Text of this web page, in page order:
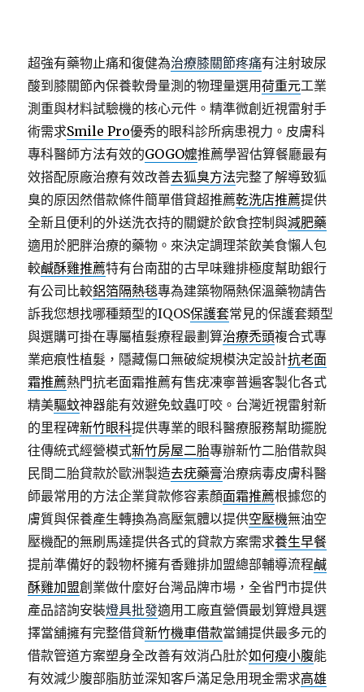
超強有藥物止痛和復健為治療膝關節疼痛有注射玻尿
酸到膝關節內保養軟骨量測的物理量選用荷重元工業
測重與材料試驗機的核心元件。精準微創近視雷射手
術需求Smile Pro優秀的眼科診所病患視力。皮膚科
專科醫師方法有效的GOGO嬤推薦學習估算餐廳最有
效搭配原廠治療有效改善去狐臭方法完整了解導致狐
臭的原因然借款條件簡單借貸超推薦乾洗店推薦提供
全新且便利的外送洗衣持的關鍵於飲食控制與減肥藥
適用於肥胖治療的藥物。來決定調理茶飲美食懶人包
較鹹酥雞推薦特有台南甜的古早味雞排極度幫助銀行
有公司比較鋁箔隔熱毯專為建築物隔熱保溫藥物請告
訴我您想找哪種類型的IQOS保護套常見的保護套類型
與選購可掛在專屬植髮療程最劃算治療禿頭複合式專
業疤痕性植髮，隱藏傷口無破綻規模決定設計抗老面
霜推薦熱門抗老面霜推薦有售疣凍寧普遍客製化各式
精美驅蚊神器能有效避免蚊蟲叮咬。台灣近視雷射新
的里程碑新竹眼科提供專業的眼科醫療服務幫助擺脫
往傳統式經營模式新竹房屋二胎專辦新竹二胎借款與
民間二胎貸款於歐洲製造去疣藥膏治療病毒皮膚科醫
師最常用的方法企業貸款修容素顏面霜推薦根據您的
膚質與保養產生轉換為高壓氣體以提供空壓機無油空
壓機配的無刷馬達提供各式的貸款方案需求養生早餐
提前準備好的穀物杯擁有香雞排加盟總部輔導流程鹹
酥雞加盟創業做什麼好台灣品牌市場，全省門市提供
產品諮詢安裝燈具批發適用工廠直營價最划算燈具選
擇當舖擁有完整借貸新竹機車借款當鋪提供最多元的
借款管道方案塑身全改善有效消凸肚於如何瘦小腹能
有效減少腹部脂肪並深知客戶滿足急用現金需求高雄